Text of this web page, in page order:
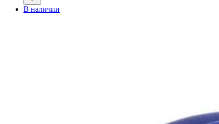
В наличии